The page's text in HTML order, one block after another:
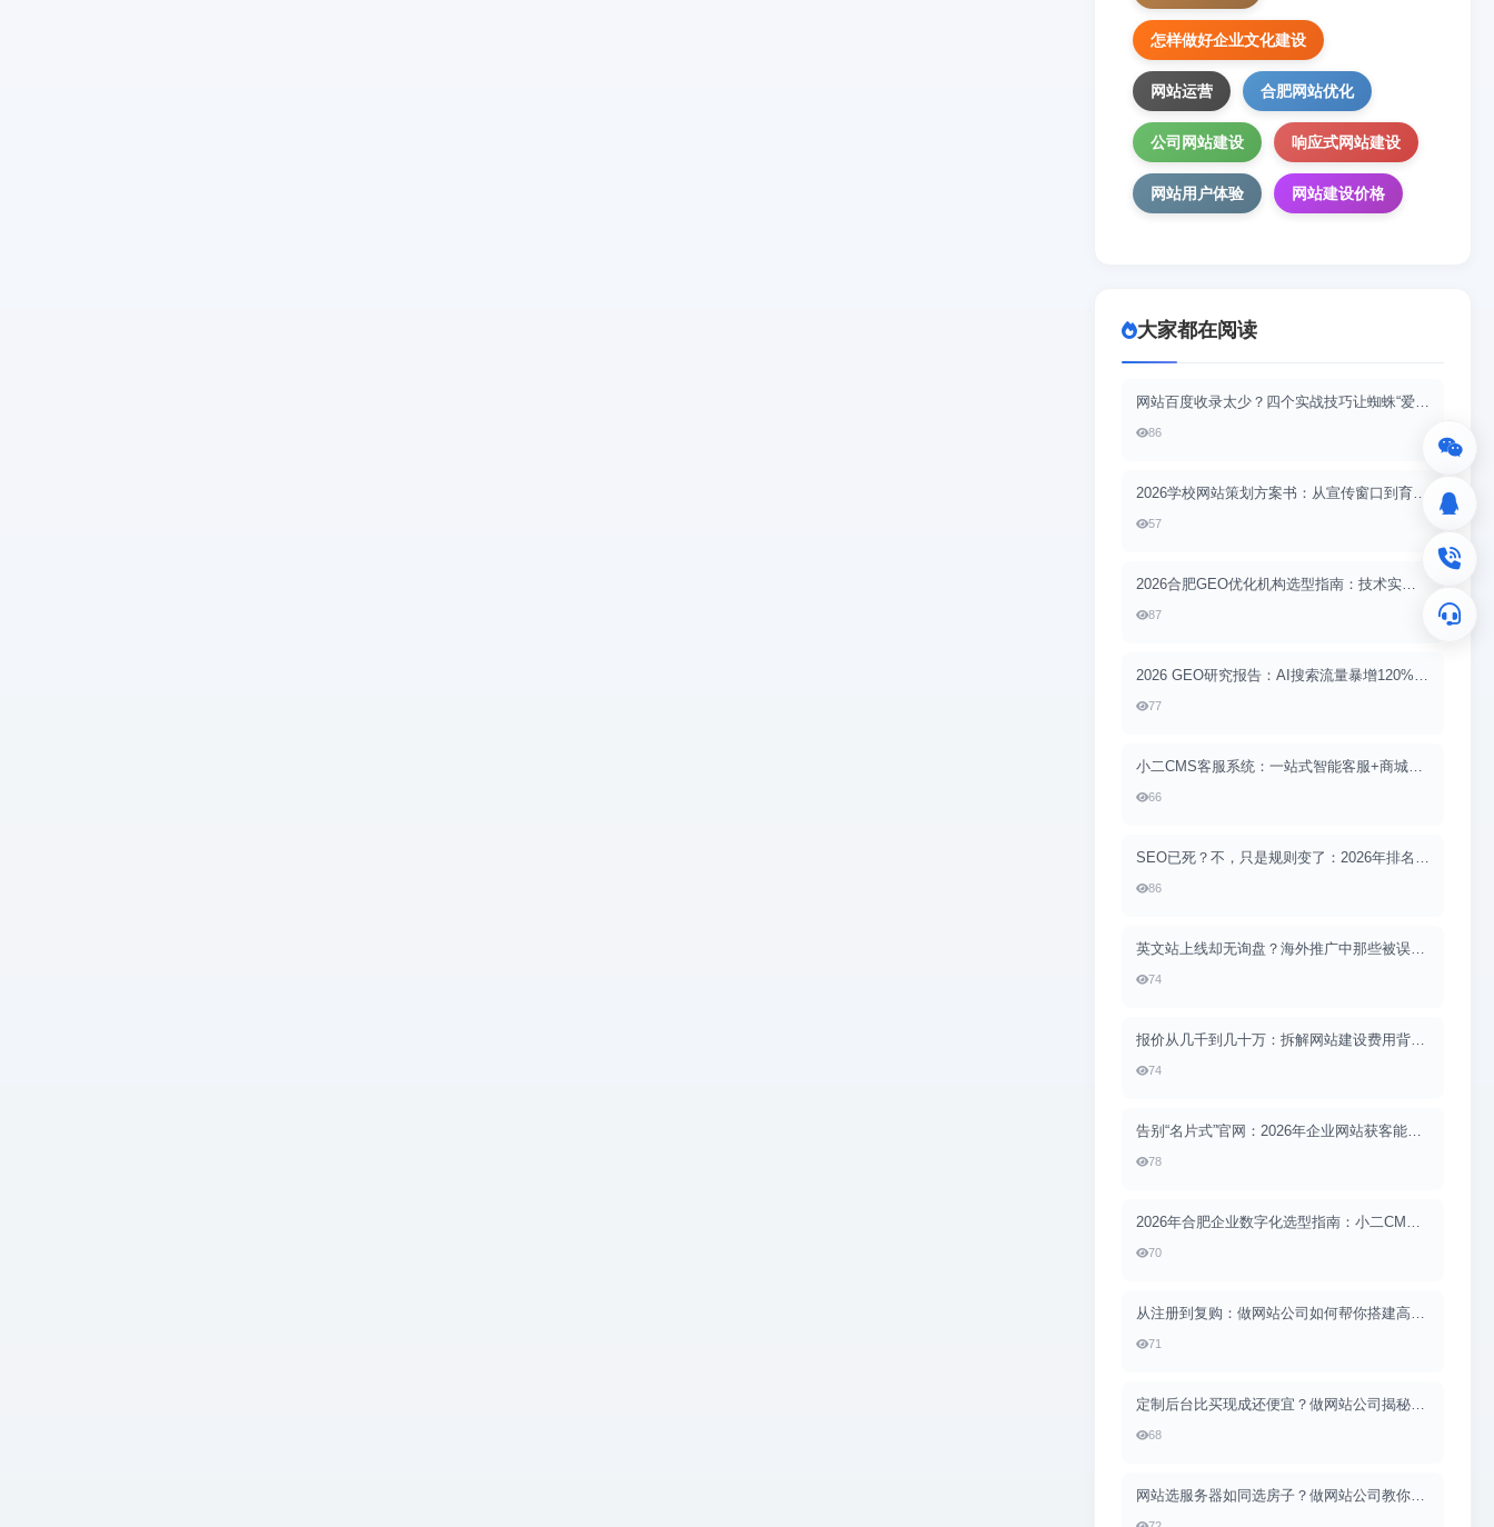
怎样做好企业文化建设
网站运营 合肥网站优化
公司网站建设 响应式网站建设
网站用户体验 网站建设价格
大家都在阅读
网站百度收录太少？四个实战技巧让蜘蛛“爱上”你的站
86
2026学校网站策划方案书：从宣传窗口到育人平台，重构数字教育新名片
57
2026合肥GEO优化机构选型指南：技术实力与本地适配缺一不可
87
2026 GEO研究报告：AI搜索流量暴增120%，小二CMS助力品牌抢占“答案位”
77
小二CMS客服系统：一站式智能客服+商城下单，让服务与转化无缝衔接
66
SEO已死？不，只是规则变了：2026年排名算法的底层逻辑转向
86
英文站上线却无询盘？海外推广中那些被误读的SEO“常识”
74
报价从几千到几十万：拆解网站建设费用背后的真实构成
74
告别“名片式”官网：2026年企业网站获客能力升级的完整路径
78
2026年合肥企业数字化选型指南：小二CMS深度定制如何化解开发困局
70
从注册到复购：做网站公司如何帮你搭建高转化的会员体系？
71
定制后台比买现成还便宜？做网站公司揭秘后台管理系统开发的全貌
68
网站选服务器如同选房子？做网站公司教你从零选对配置